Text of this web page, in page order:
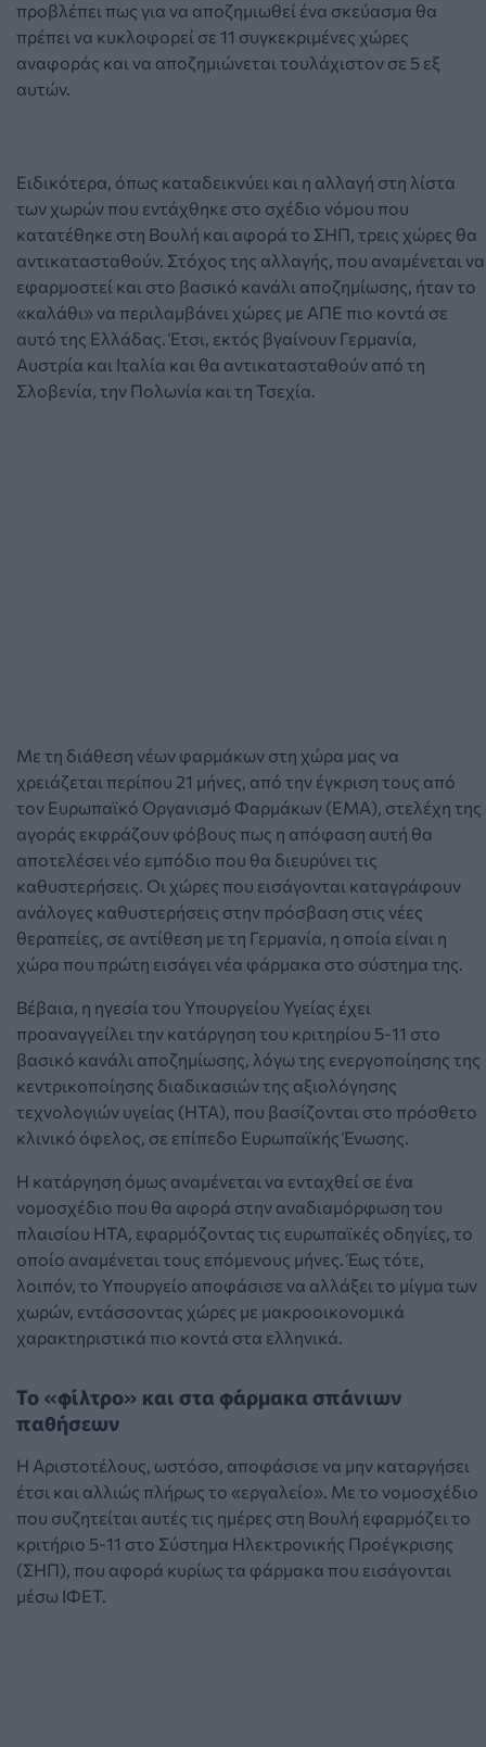
προβλέπει πως για να αποζημιωθεί ένα σκεύασμα θα
πρέπει να κυκλοφορεί σε 11 συγκεκριμένες χώρες
αναφοράς και να αποζημιώνεται τουλάχιστον σε 5 εξ
αυτών.
Ειδικότερα, όπως καταδεικνύει και η αλλαγή στη λίστα
των χωρών που εντάχθηκε στο σχέδιο νόμου που
κατατέθηκε στη Βουλή και αφορά το ΣΗΠ, τρεις χώρες θα
αντικατασταθούν. Στόχος της αλλαγής, που αναμένεται να
εφαρμοστεί και στο βασικό κανάλι αποζημίωσης, ήταν το
«καλάθι» να περιλαμβάνει χώρες με ΑΠΕ πιο κοντά σε
αυτό της Ελλάδας. Έτσι, εκτός βγαίνουν Γερμανία
Αυστρία και Ιταλία και θα αντικατασταθούν από τη
Σλοβενία, την Πολωνία και τη Τσεχία
Με τη διάθεση νέων φαρμάκων στη χώρα μας να
χρειάζεται περίπου 21 μήνες, από την έγκριση τους από
τον Ευρωπαϊκό Οργανισμό Φαρμάκων (ΕΜΑ), στελέχη της
αγοράς εκφράζουν φόβους πως η απόφαση αυτή θα
αποτελέσει νέο εμπόδιο που θα διευρύνει τις
καθυστερήσεις. Οι χώρες που εισάγονται καταγράφουν
ανάλογες καθυστερήσεις στην πρόσβαση στις νέες
θεραπείες, σε αντίθεση με τη Γερμανία, η οποία είναι η
χώρα που πρώτη εισάγει νέα φάρμακα στο σύστημα της.
Βέβαια, η ηγεσία του Υπουργείου Υγείας έχει
προαναγγείλει την κατάργηση του κριτηρίου 5-11 στο
βασικό κανάλι αποζημίωσης, λόγω της ενεργοποίησης της
κεντρικοποίησης διαδικασιών της αξιολόγησης
τεχνολογιών υγείας (HTA), που βασίζονται στο πρόσθετο
κλινικό όφελος, σε επίπεδο Ευρωπαϊκής Ένωσης.
Η κατάργηση όμως αναμένεται να ενταχθεί σε ένα
νομοσχέδιο που θα αφορά στην αναδιαμόρφωση του
πλαισίου ΗTA , εφαρμόζοντας τις ευρωπαϊκές οδηγίες, το
οποίο αναμένεται τους επόμενους μήνες. Έως τότε,
λοιπόν, το Υπουργείο αποφάσισε να αλλάξει το μίγμα των
χωρών, εντάσσοντας χώρες με μακροοικονομικά
χαρακτηριστικά πιο κοντά στα ελληνικά.
Το «φίλτρο» και στα φάρμακα σπάνιων
παθήσεων
Η Αριστοτέλους, ωστόσο, αποφάσισε να μην καταργήσει
έτσι και αλλιώς πλήρως το «εργαλείο». Με το νομοσχέδιο
που συζητείται αυτές τις ημέρες στη Βουλή εφαρμόζει το
κριτήριο 5-11 στο Σύστημα Ηλεκτρονικής Προέγκρισης
(ΣΗΠ), που αφορά κυρίως τα φάρμακα που εισάγονται
μέσω ΙΦΕΤ.